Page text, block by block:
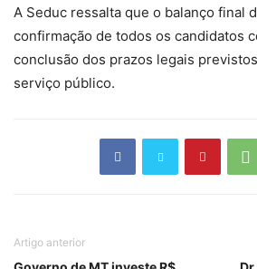
A Seduc ressalta que o balanço final
confirmação de todos os candidatos
conclusão dos prazos legais
serviço público.
Artigo anterior